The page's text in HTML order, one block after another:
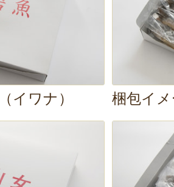
んの川魚は、クセが
ル、ホイル焼きなど
。個包装で使いやす
な来客にも対応可能
イワナ） 梱包イ